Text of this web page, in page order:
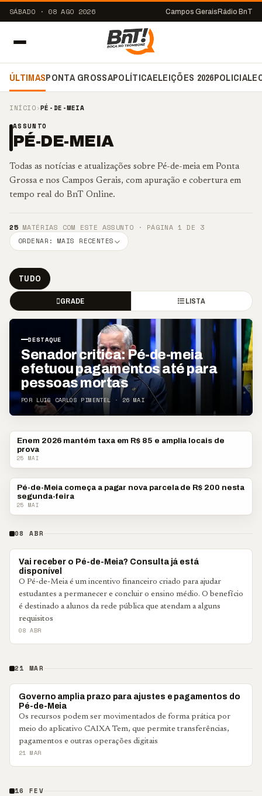
SÁBADO · 08 AGO 2026 Campos Gerais Rádio BnT
ÚLTIMASPONTA GROSSAPOLÍTICAELEIÇÕES 2026POLICIAL
INÍCIO›PÉ-DE-MEIA
ASSUNTO
PÉ-DE-MEIA
Todas as notícias e atualizações sobre Pé-de-meia em Ponta
Grossa e nos Campos Gerais, com apuração e cobertura em
tempo real do BnT Online.
25 MATÉRIAS COM ESTE ASSUNTO · PÁGINA 1 DE 3
ORDENAR: MAIS RECENTES
TUDO
GRADE LISTA
DESTAQUE
Senador critica: Pé-de-meia
efetuou pagamentos até para
pessoas mortas
POR LUIS CARLOS PIMENTEL · 26 MAI
BRASIL
Enem 2026 mantém taxa em R$ 85 e amplia locais de
prova
25 MAI
ECONOMIA
Pé-de-Meia começa a pagar nova parcela de R$ 200 nesta
segunda-feira
25 MAI
08 ABR
BRASIL
Vai receber o Pé-de-Meia? Consulta já está
disponível
O Pé-de-Meia é um incentivo financeiro criado para ajudar
estudantes a permanecer e concluir o ensino médio. O benefício
é destinado a alunos da rede pública que atendam a alguns
requisitos
08 ABR
21 MAR
BRASIL
Governo amplia prazo para ajustes e pagamentos do
Pé-de-Meia
Os recursos podem ser movimentados de forma prática por
meio do aplicativo CAIXA Tem, que permite transferências,
pagamentos e outras operações digitais
21 MAR
16 FEV